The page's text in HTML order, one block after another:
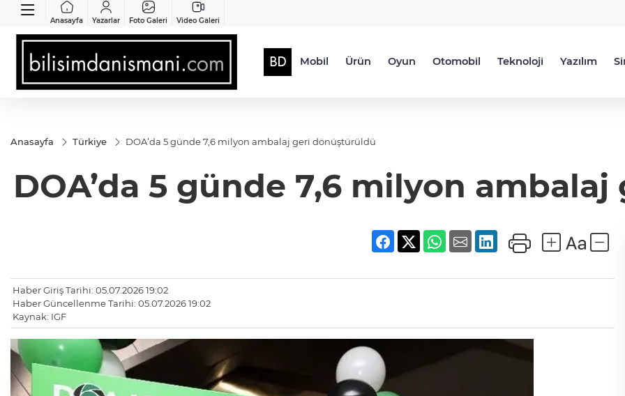
Anasayfa Yazarlar Foto Galeri Video Galeri
Mobil Ürün Oyun Otomobil Teknoloji Yazılım
Anasayfa Türkiye DOA’da 5 günde 7,6 milyon ambalaj geri dönüştürüldü
DOA’da 5 günde 7,6 milyon
Haber Giriş Tarihi: 05.07.2026 19:02
Haber Güncellenme Tarihi: 05.07.2026 19:02
Kaynak: IGF